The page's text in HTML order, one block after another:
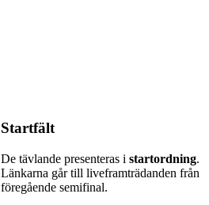
Startfält
De tävlande presenteras i startordning.
Länkarna går till liveframträdanden från
föregående semifinal.